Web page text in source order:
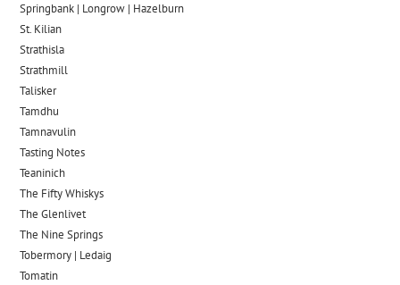
Springbank | Longrow | Hazelburn
St. Kilian
Strathisla
Strathmill
Talisker
Tamdhu
Tamnavulin
Tasting Notes
Teaninich
The Fifty Whiskys
The Glenlivet
The Nine Springs
Tobermory | Ledaig
Tomatin